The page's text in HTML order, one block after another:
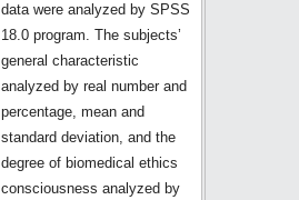
data were analyzed by SPSS
18.0 program. The subjects’
general characteristic
analyzed by real number and
percentage, mean and
standard deviation, and the
degree of biomedical ethics
consciousness analyzed by